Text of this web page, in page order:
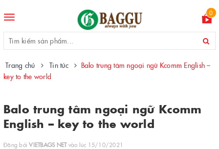
Toggle
0
Trang chủ Tin tức
Balo trung tâm ngoại ngữ Kcomm English –
key to the world
Balo trung tâm ngoại ngữ Kcomm
English – key to the world
Đăng bởiVIETBAGS NETvào lúc 15/10/2021